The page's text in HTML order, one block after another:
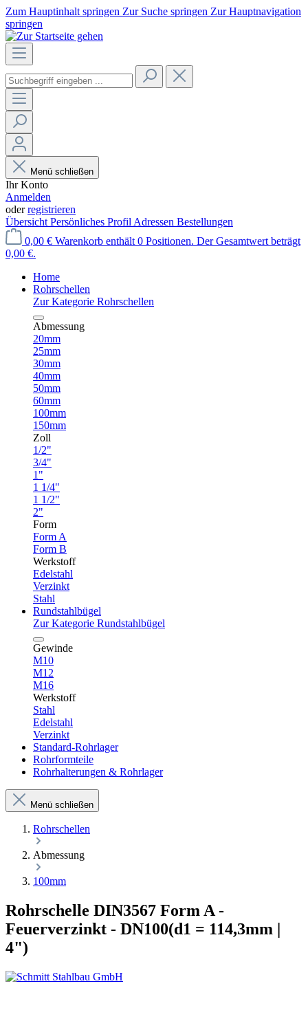
Zum Hauptinhalt springen Zur Suche springen Zur Hauptnavigation
springen
Menü schließen
Ihr Konto
Anmelden
oderregistrieren
Übersicht Persönliches Profil Adressen Bestellungen
0,00 € Warenkorb enthält 0 Positionen. Der Gesamtwert beträgt
0,00 €.
Home
Rohrschellen
Zur Kategorie Rohrschellen
Abmessung
20mm
25mm
30mm
40mm
50mm
60mm
100mm
150mm
Zoll
1/2"
3/4"
1"
1 1/4"
1 1/2"
2"
Form
Form A
Form B
Werkstoff
Edelstahl
Verzinkt
Stahl
Rundstahlbügel
Zur Kategorie Rundstahlbügel
Gewinde
M10
M12
M16
Werkstoff
Stahl
Edelstahl
Verzinkt
Standard-Rohrlager
Rohrformteile
Rohrhalterungen & Rohrlager
Menü schließen
Rohrschellen
Abmessung
100mm
Rohrschelle DIN3567 Form A -
Feuerverzinkt - DN100(d1 = 114,3mm |
4")